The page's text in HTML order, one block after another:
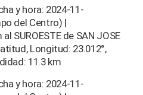
y hora: 2024-11-
del Centro) |
SUROESTE de SAN JOSE
Longitud: 23.012°,
11.3 km
y hora: 2024-11-